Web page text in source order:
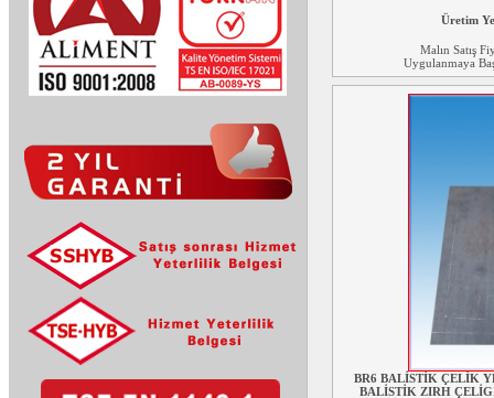
Üretim
Malın Satış
Uygulanmaya
BR6 BALİSTİK ÇELİK
BALİSTİK ZIRH